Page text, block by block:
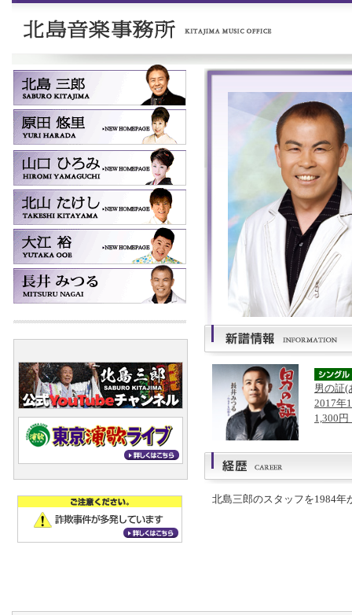
男の証(
2017年
1,300
北島三郎のスタッフを1984年